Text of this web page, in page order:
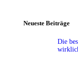
Neueste Beiträge
Die